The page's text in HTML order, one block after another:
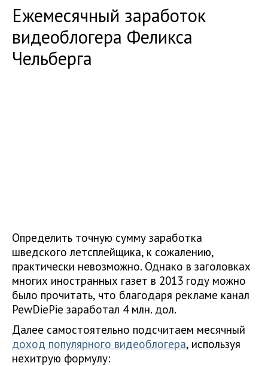
Ежемесячный заработок
видеоблогера Феликса
Чельберга
Определить точную сумму заработка
шведского летсплейщика, к сожалению,
практически невозможно. Однако в заголовках
многих иностранных газет в 2013 году можно
было прочитать, что благодаря рекламе канал
PewDiePie заработал 4 млн. дол.
Далее самостоятельно подсчитаем месячный
доход популярного видеоблогера, используя
нехитрую формулу: